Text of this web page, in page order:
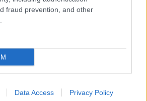
fraud prevention, and other
Data Access Privacy Policy
VAGY